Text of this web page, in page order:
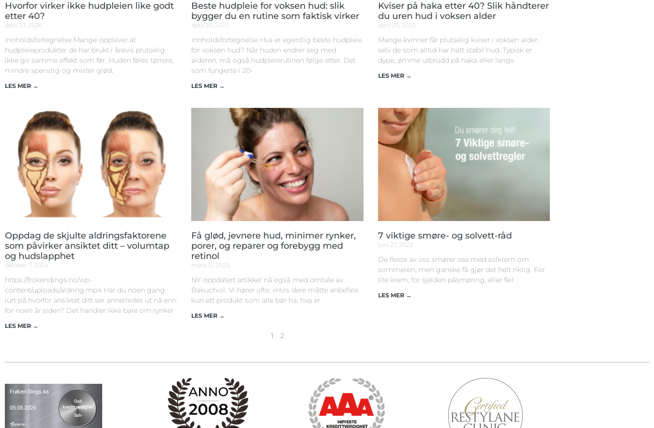
Hvorfor virker ikke hudpleien like godt
etter 40?
april 23, 2026
Innholdsfortegnelse Mange opplever at
hudpleieprodukter de har brukt i årevis plutselig
ikke gir samme effekt som før. Huden føles tørrere,
mindre spenstig og mister glød,
LES MER →
Beste hudpleie for voksen hud: slik
bygger du en rutine som faktisk virker
april 30, 2025
Innholdsfortegnelse Hva er egentlig beste hudpleie
for voksen hud? Når huden endrer seg med
alderen, må også hudpleierutinen følge etter. Det
som fungerte i 20-
LES MER →
Kviser på haka etter 40? Slik håndterer
du uren hud i voksen alder
april 29, 2025
Mange kvinner får plutselig kviser i voksen alder,
selv de som alltid har hatt stabil hud. Typisk er
dype, ømme utbrudd på haka eller langs
LES MER →
Oppdag de skjulte aldringsfaktorene
som påvirker ansiktet ditt – volumtap
og hudslapphet
oktober 7, 2024
https://frokendings.no/wp-
content/uploads/aldring.mp4 Har du noen gang
lurt på hvorfor ansiktet ditt ser annerledes ut nå enn
for noen år siden? Det handler ikke bare om rynker
LES MER →
Få glød, jevnere hud, minimer rynker,
porer, og reparer og forebygg med
retinol
mars 31, 2023
NY oppdatert artikkel nå også med omtale av
Bakuchiol. Vi hører ofte: «Hvis dere måtte anbefale
kun ett produkt som alle bør ha, hva er
LES MER →
7 viktige smøre- og solvett-råd
juni 27, 2022
De fleste av oss smører oss med solkrem om
sommeren, men ganske få gjør det helt riktig. For
lite krem, for sjelden påsmøring, eller feil
LES MER →
1 2